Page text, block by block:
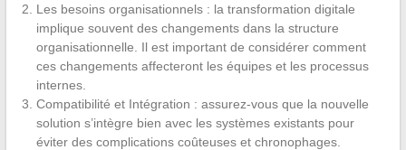
Les besoins organisationnels : la transformation digitale
implique souvent des changements dans la structure
organisationnelle. Il est important de considérer comment
ces changements affecteront les équipes et les processus
internes.
Compatibilité et Intégration : assurez-vous que la nouvelle
solution s’intègre bien avec les systèmes existants pour
éviter des complications coûteuses et chronophages.